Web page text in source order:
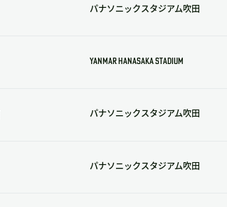
パナソニックスタジアム吹田
YANMAR HANASAKA STADIUM
パナソニックスタジアム吹田
パナソニックスタジアム吹田